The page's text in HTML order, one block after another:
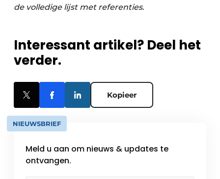
de volledige lijst met referenties.
Interessant artikel? Deel het
verder.
Kopieer
NIEUWSBRIEF
Meld u aan om nieuws & updates te
ontvangen.